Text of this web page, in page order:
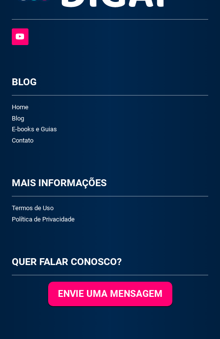
BLOG
Home
Blog
E-books e Guias
Contato
MAIS INFORMAÇÕES
Termos de Uso
Política de Privacidade
QUER FALAR CONOSCO?
ENVIE UMA MENSAGEM